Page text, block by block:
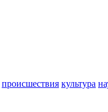
происшествия культура